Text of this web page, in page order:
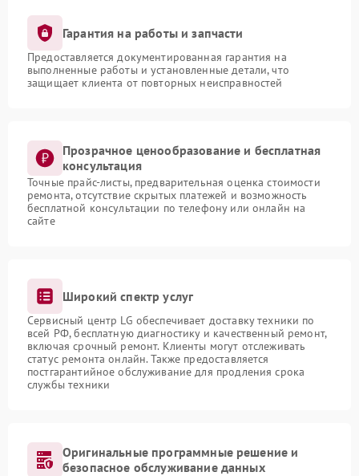
Гарантия на работы и запчасти
Предоставляется документированная гарантия на
выполненные работы и установленные детали, что
защищает клиента от повторных неисправностей
Прозрачное ценообразование и бесплатная
консультация
Точные прайс-листы, предварительная оценка стоимости
ремонта, отсутствие скрытых платежей и возможность
бесплатной консультации по телефону или онлайн на
сайте
Широкий спектр услуг
Сервисный центр LG обеспечивает доставку техники по
всей РФ, бесплатную диагностику и качественный ремонт,
включая срочный ремонт. Клиенты могут отслеживать
статус ремонта онлайн. Также предоставляется
постгарантийное обслуживание для продления срока
службы техники
Оригинальные программные решение и
безопасное обслуживание данных